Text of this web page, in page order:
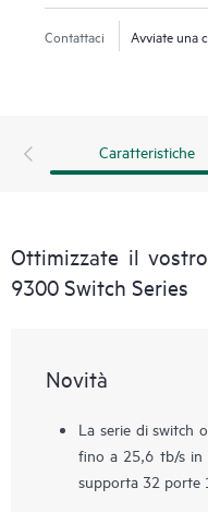
Contattaci Avviate una
Caratteristiche
Ottimizzate il
9300 Switch Series
Novità
La serie di switch
fino a 25,6 tb/s in
supporta 32 porte